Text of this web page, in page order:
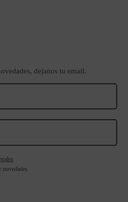
dejanos tu email.
novedades